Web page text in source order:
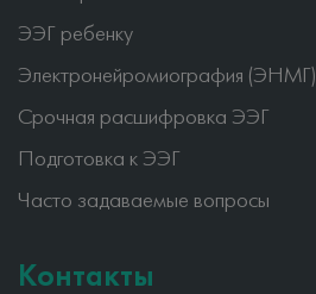
ЭЭГ ребенку
Электронейромиография (ЭНМГ)
Срочная расшифровка ЭЭГ
Подготовка к ЭЭГ
Часто задаваемые вопросы
Контакты